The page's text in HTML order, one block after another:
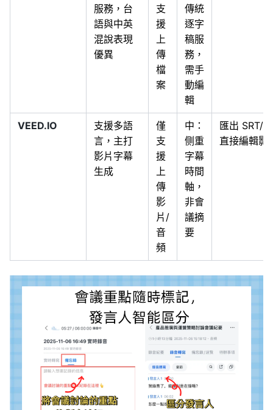
服務，台
語與中英
混說表現
優異
支
援
上
傳
檔
案
傳統
逐字
稿服
務，
需手
動編
輯
VEED.IO
支援多語
言，主打
影片字幕
生成
僅
支
援
上
傳
影
片/
音
頻
中：
侧重
字幕
時間
軸，
非會
議摘
要
匯出 SRT/
直接編輯影